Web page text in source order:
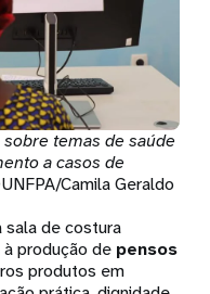
temas de saúde
a casos de
Camila Geraldo
à produção depensos
produtos em
prática, dignidade